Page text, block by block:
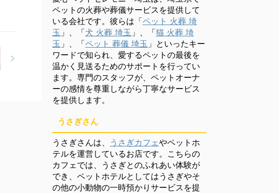
ペットの火葬や葬儀サービスを提供して
いる会社です。彼らは「ペット 火葬 埼
玉 」、「犬 火葬 埼玉 」、「猫 火葬 埼
玉 」、「ペット 葬儀 埼玉 」といったキー
ワードで知られ、愛するペットの最後を
温かく見送るためのサポートを行ってい
ます。専門のスタッフが、ペットオーナ
ーの感情を尊重しながら丁寧なサービス
を提供します。
うさぎさん
うさぎさんは、 うさぎカフェやペットホ
テルを運営しているお店です。こちらの
カフェでは、うさぎとのふれあい体験が
でき、ペットホテルとしてはうさぎやそ
の他の小動物の一時預かりサービスを提